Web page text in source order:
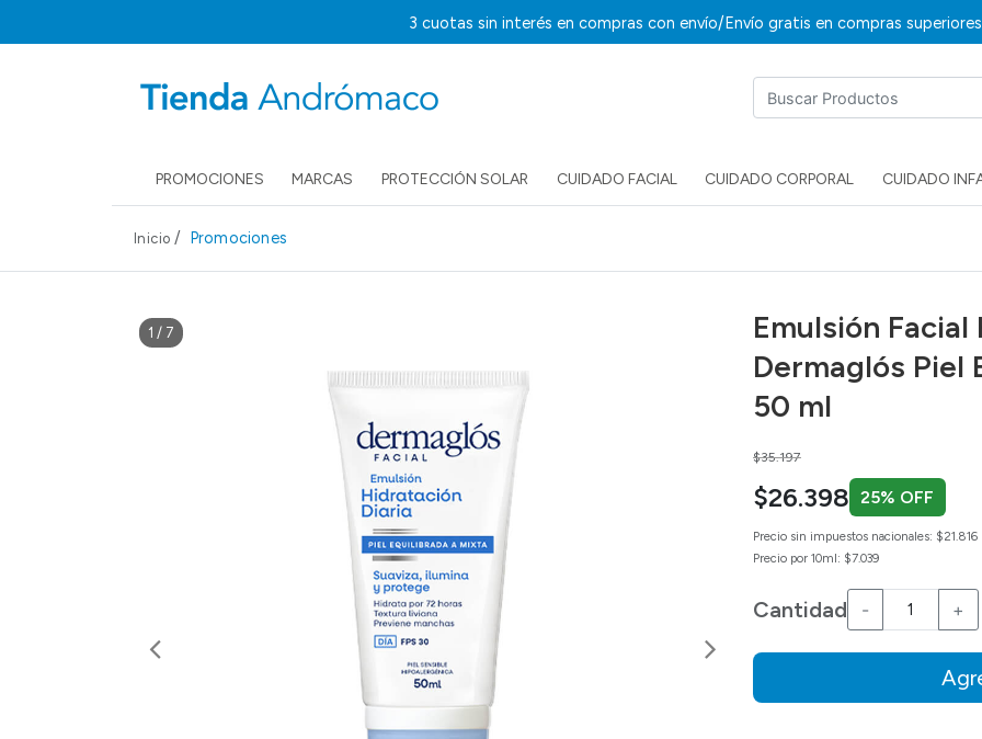
3 cuotas sin interés en compras con envío/Envío gratis en compras
PROMOCIONES MARCAS PROTECCIÓN SOLAR CUIDADO FACIAL CUIDADO CORPORAL CUIDADO
Inicio / Promociones
1 / 7
Anterior Siguiente
Emulsión
Dermaglós Piel
50 ml
Price reduced from
$35.197
$26.398 25% OFF
Precio sin impuestos nacionales: $21.816
Precio por 10ml: $7.039
Cantidad - +